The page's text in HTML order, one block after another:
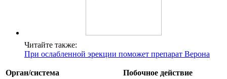
Читайте также:
При ослабленной эрекции поможет препарат Верона
Орган/система
Побочное действие